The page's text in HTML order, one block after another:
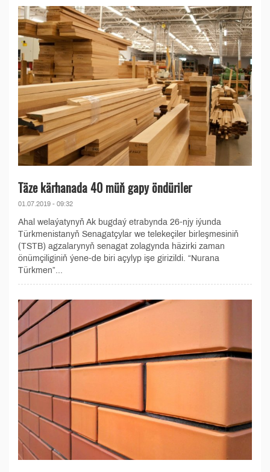
Täze kärhanada 40 müň gapy öndüriler
01.07.2019 - 09:32
Ahal welaýatynyň Ak bugdaý etrabynda 26-njy iýunda
Türkmenistanyň Senagatçylar we telekeçiler birleşmesiniň
(TSTB) agzalarynyň senagat zolagynda häzirki zaman
önümçiliginiň ýene-de biri açylyp işe girizildi. “Nurana
Türkmen”...